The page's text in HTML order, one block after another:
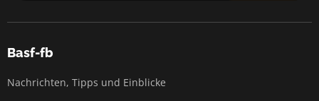
Basf-fb
Nachrichten, Tipps und Einblicke